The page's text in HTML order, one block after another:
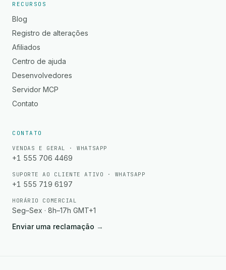
RECURSOS
Blog
Registro de alterações
Afiliados
Centro de ajuda
Desenvolvedores
Servidor MCP
Contato
CONTATO
VENDAS E GERAL · WHATSAPP
+1 555 706 4469
SUPORTE AO CLIENTE ATIVO · WHATSAPP
+1 555 719 6197
HORÁRIO COMERCIAL
Seg–Sex · 8h–17h GMT+1
Enviar uma reclamação →